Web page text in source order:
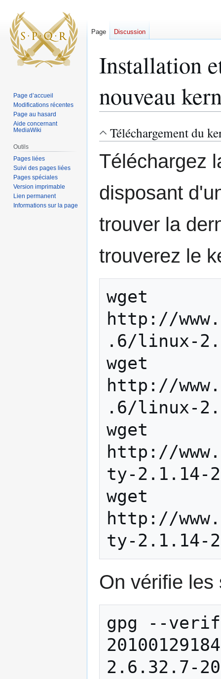
Installation
nouveau
Aller
à
navigation
Aller
à
recherche
Téléchargement du
Téléchargez
disposant
trouver la
trouverez le
wget
http://
.6/linux-
wget
http://
.6/linux-
wget
http://
ty-2.1.14-
wget
http://
On vérifie les
gpg --
2.6.32.7-
Page Discussion
Page d’accueil
Modifications récentes
Page au hasard
Aide concernant
MediaWiki
Outils
Pages liées
Suivi des pages liées
Pages spéciales
Version imprimable
Lien permanent
Informations sur la page